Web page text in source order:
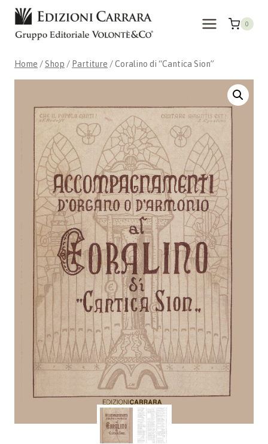
Skip
content
0
Home / Shop / Partiture /Coralino di “Cantica Sion”